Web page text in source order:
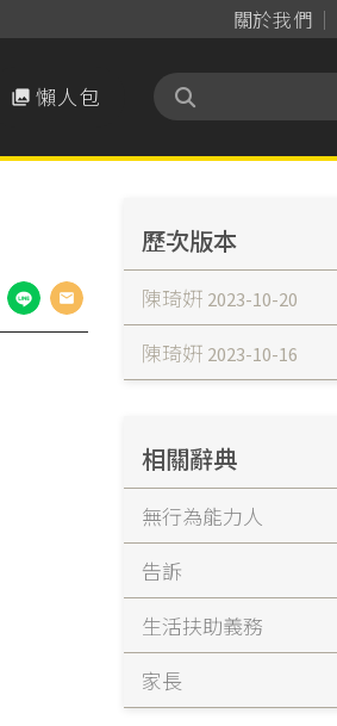
關於我們
 懶人包
歷次版本
陳琦姸 2023-10-20
陳琦姸 2023-10-16
相關辭典
無行為能力人
告訴
生活扶助義務
家長